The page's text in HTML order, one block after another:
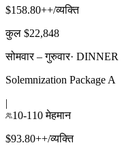
$158.80++/व्यक्ति
कुल $22,848
सोमवार – गुरुवार· DINNER
Solemnization Package A
|
10-110 मेहमान
$93.80++/व्यक्ति